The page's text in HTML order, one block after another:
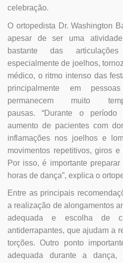
celebração.
O ortopedista Dr. Washington
apesar de ser uma
bastante das
especialmente de joelhos,
médico, o ritmo intenso das
principalmente em
permanecem muito
pausas.“Durante o período
aumento de pacientes com
inflamações nos joelhos e
movimentos repetitivos, giros
Por isso, é importante
horas de dança”, explica o
Entre as principais
a realização de alongamentos
adequada e escolha de
antiderrapantes, que ajudam a
torções. Outro ponto
adequada durante a dança,